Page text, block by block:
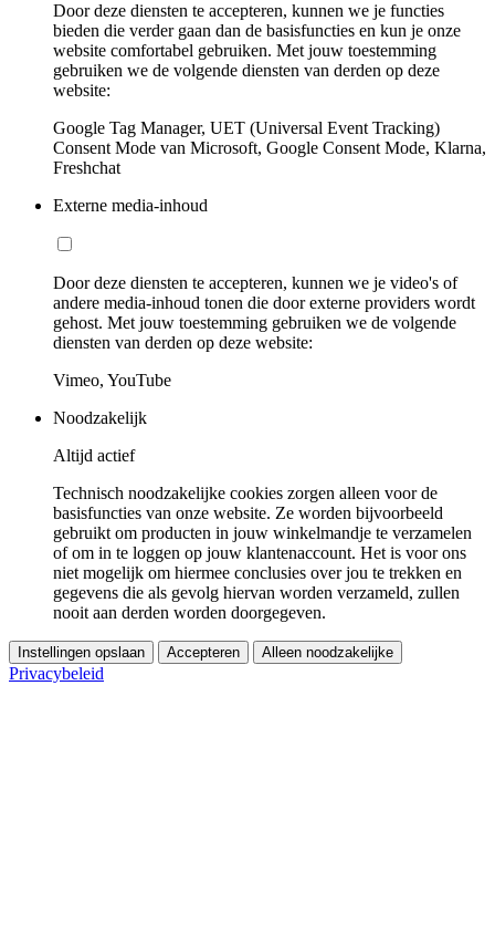
Door deze diensten te accepteren, kunnen we je functies
bieden die verder gaan dan de basisfuncties en kun je onze
website comfortabel gebruiken. Met jouw toestemming
gebruiken we de volgende diensten van derden op deze
website:
Google Tag Manager, UET (Universal Event Tracking)
Consent Mode van Microsoft, Google Consent Mode, Klarna,
Freshchat
Externe media-inhoud
Door deze diensten te accepteren, kunnen we je video's of
andere media-inhoud tonen die door externe providers wordt
gehost. Met jouw toestemming gebruiken we de volgende
diensten van derden op deze website:
Vimeo, YouTube
Noodzakelijk
Altijd actief
Technisch noodzakelijke cookies zorgen alleen voor de
basisfuncties van onze website. Ze worden bijvoorbeeld
gebruikt om producten in jouw winkelmandje te verzamelen
of om in te loggen op jouw klantenaccount. Het is voor ons
niet mogelijk om hiermee conclusies over jou te trekken en
gegevens die als gevolg hiervan worden verzameld, zullen
nooit aan derden worden doorgegeven.
Instellingen opslaan Accepteren Alleen noodzakelijke
Privacybeleid